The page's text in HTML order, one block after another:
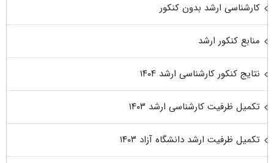
کارشناسی ارشد بدون کنکور
منابع کنکور ارشد
نتایج کنکور کارشناسی ارشد ۱۴۰۴
تکمیل ظرفیت کارشناسی ارشد ۱۴۰۳
تکمیل ظرفیت ارشد دانشگاه آزاد ۱۴۰۳